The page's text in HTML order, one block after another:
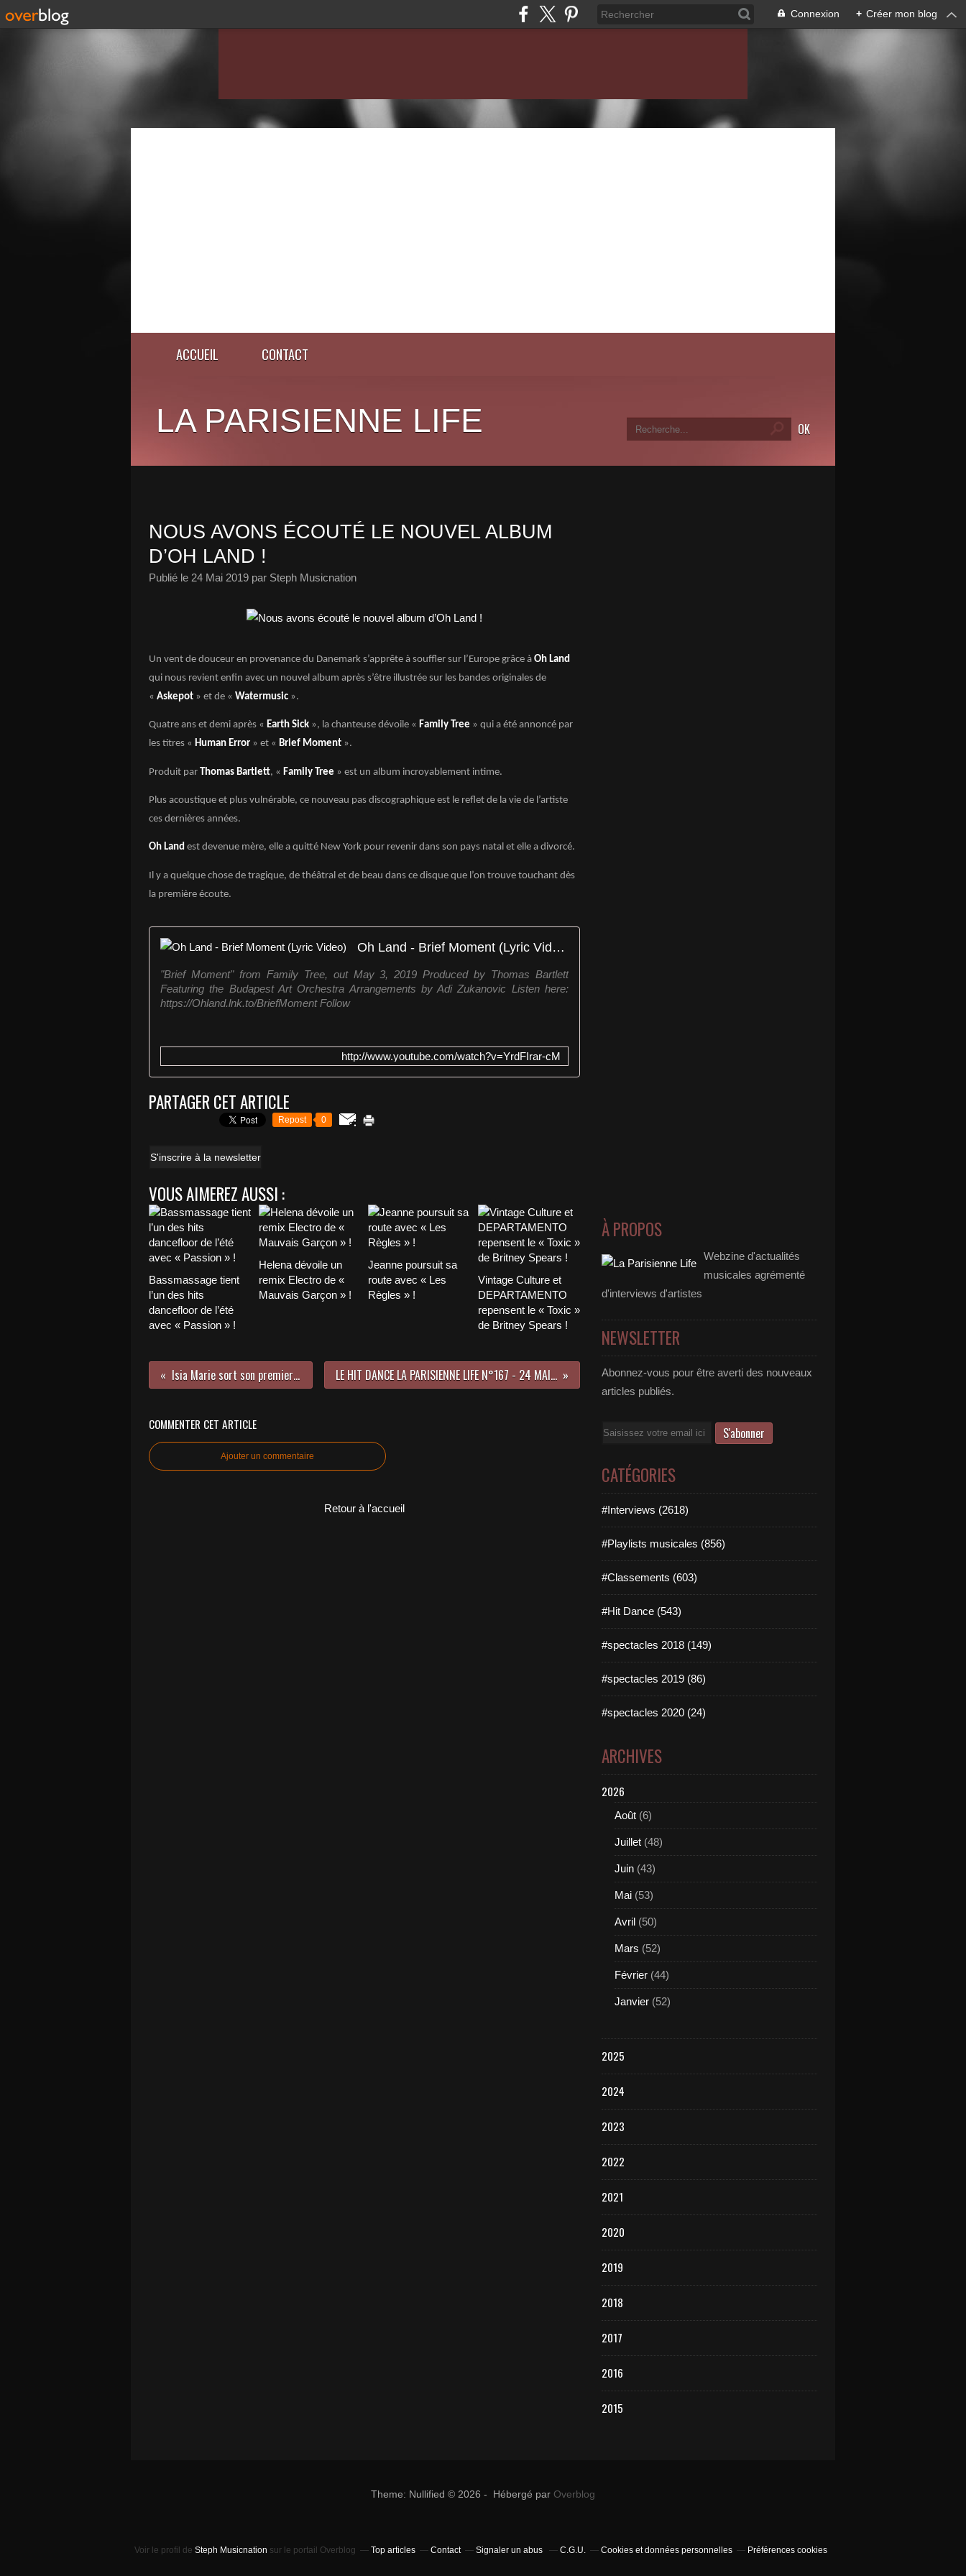
Connexion + Créer mon blog
ACCUEIL CONTACT
LA PARISIENNE LIFE
NOUS AVONS ÉCOUTÉ LE NOUVEL ALBUM
D’OH LAND !
Publié le 24 Mai 2019 par Steph Musicnation
Un vent de douceur en provenance du Danemark s’apprête à souffler sur l’Europe grâce à Oh Land
qui nous revient enfin avec un nouvel album après s’être illustrée sur les bandes originales de
« Askepot » et de « Watermusic ».
Quatre ans et demi après « Earth Sick », la chanteuse dévoile « Family Tree » qui a été annoncé par
les titres « Human Error » et « Brief Moment ».
Produit par Thomas Bartlett, « Family Tree » est un album incroyablement intime.
Plus acoustique et plus vulnérable, ce nouveau pas discographique est le reflet de la vie de l’artiste
ces dernières années.
Oh Land est devenue mère, elle a quitté New York pour revenir dans son pays natal et elle a divorcé.
Il y a quelque chose de tragique, de théâtral et de beau dans ce disque que l’on trouve touchant dès
la première écoute.
Oh Land - Brief Moment (Lyric Video)
"Brief Moment" from Family Tree, out May 3, 2019 Produced by Thomas Bartlett
Featuring the Budapest Art Orchestra Arrangements by Adi Zukanovic Listen here:
https://Ohland.lnk.to/BriefMoment Follow
http://www.youtube.com/watch?v=YrdFIrar-cM
PARTAGER CET ARTICLE
Repost 0
S'inscrire à la newsletter
VOUS AIMEREZ AUSSI :
Bassmassage tient
l’un des hits
dancefloor de l’été
avec « Passion » !
Helena dévoile un
remix Electro de «
Mauvais Garçon » !
Jeanne poursuit sa
route avec « Les
Règles » !
Vintage Culture et
DEPARTAMENTO
repensent le « Toxic »
de Britney Spears !
Isia Marie sort son premier EP ! LE HIT DANCE LA PARISIENNE LIFE N°167 - 24 MAI 2019
COMMENTER CET ARTICLE
Ajouter un commentaire
Retour à l'accueil
À PROPOS
Webzine d'actualités
musicales agrémenté
d'interviews d'artistes
NEWSLETTER
Abonnez-vous pour être averti des nouveaux
articles publiés.
Email
CATÉGORIES
#Interviews (2618)
#Playlists musicales (856)
#Classements (603)
#Hit Dance (543)
#spectacles 2018 (149)
#spectacles 2019 (86)
#spectacles 2020 (24)
ARCHIVES
2026
Août (6)
Juillet (48)
Juin (43)
Mai (53)
Avril (50)
Mars (52)
Février (44)
Janvier (52)
2025
2024
2023
2022
2021
2020
2019
2018
2017
2016
2015
Theme: Nullified © 2026 - Hébergé par Overblog
Voir le profil de Steph Musicnation sur le portail Overblog Top articles Contact Signaler un abus C.G.U. Cookies et données personnelles Préférences cookies